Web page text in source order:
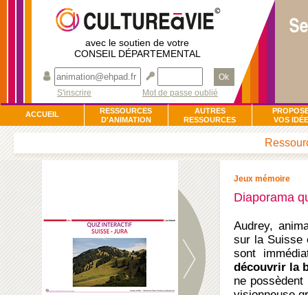
avec le soutien de votre
CONSEIL DÉPARTEMENTAL
Ok
S'inscrire
Mot de passe oublié
ACCUEIL
RESSOURCES
D'ANIMATION
AUTRES
RESSOURCES
VOS
Jeux mémoire
Diaporama
Audrey,
sur la Suisse
sont
découvrir la
ne